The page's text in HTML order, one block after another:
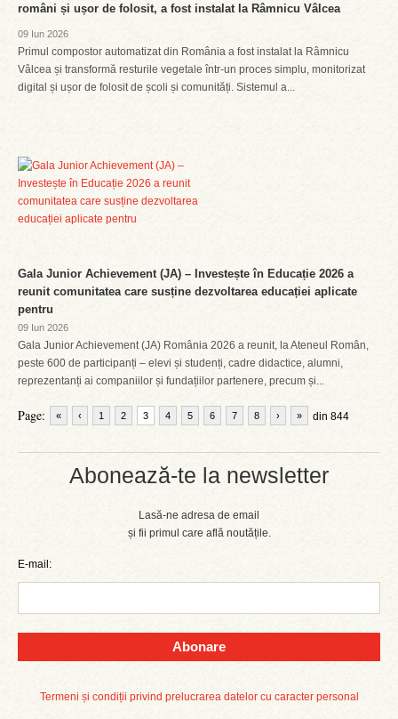
Abonează-te la newsletter
Lasă-ne adresa de email
și fii primul care află noutățile.
E-mail:
Abonare
Termeni și condiții privind prelucrarea datelor cu caracter personal
români și ușor de folosit, a fost instalat la Râmnicu Vâlcea
09 Iun 2026
Primul compostor automatizat din România a fost instalat la Râmnicu
Vâlcea și transformă resturile vegetale într-un proces simplu, monitorizat
digital și ușor de folosit de școli și comunități. Sistemul a...
Gala Junior Achievement (JA) – Investește în Educație 2026 a
reunit comunitatea care susține dezvoltarea educației aplicate
pentru
09 Iun 2026
Gala Junior Achievement (JA) România 2026 a reunit, la Ateneul Român,
peste 600 de participanți – elevi și studenți, cadre didactice, alumni,
reprezentanți ai companiilor și fundațiilor partenere, precum și...
Page: « ‹ 1 2 3 4 5 6 7 8 din 844
› »